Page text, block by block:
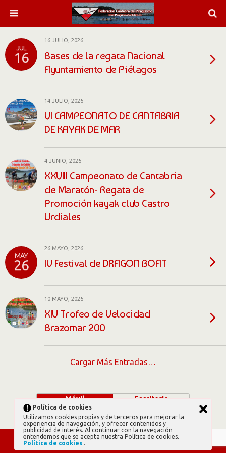
Política de cookies
Utilizamos cookies propias y de terceros para mejorar la
experiencia de navegación, y ofrecer contenidos y
publicidad de interés. Al continuar con la navegación
entendemos que se acepta nuestra Política de cookies.
Política de cookies .
JUL
16
16 JULIO, 2026
Bases de la regata Nacional
Ayuntamiento de Piélagos
14 JULIO, 2026
VI CAMPEONATO DE CANTABRIA
DE KAYAK DE MAR
4 JUNIO, 2026
XXVIII Campeonato de Cantabria
de Maratón- Regata de
Promoción kayak club Castro
Urdiales
MAY
26
26 MAYO, 2026
IV Festival de DRAGON BOAT
10 MAYO, 2026
XIV Trofeo de Velocidad
Brazomar 200
Cargar Más Entradas…
Móvil Escritorio